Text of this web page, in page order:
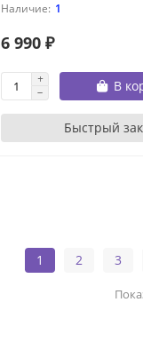
1
6 990 ₽
В
Быстрый
1 2 3